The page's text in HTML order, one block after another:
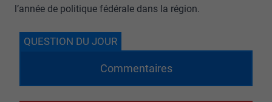
l’année de politique fédérale dans la région.
QUESTION DU JOUR
Commentaires